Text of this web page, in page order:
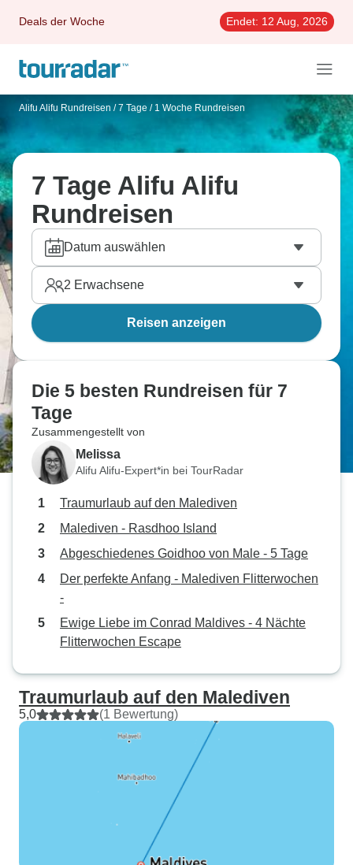
Deals der Woche Endet: 12 Aug, 2026
Alifu Alifu Rundreisen / 7 Tage / 1 Woche Rundreisen
7 Tage Alifu Alifu
Rundreisen
Datum auswählen
2 Erwachsene
Reisen anzeigen
Die 5 besten Rundreisen für 7
Tage
Zusammengestellt von
Melissa
Alifu Alifu-Expert*in bei TourRadar
Traumurlaub auf den Malediven
Malediven - Rasdhoo Island
Abgeschiedenes Goidhoo von Male - 5 Tage
Der perfekte Anfang - Malediven Flitterwochen
-
Ewige Liebe im Conrad Maldives - 4 Nächte
Flitterwochen Escape
Traumurlaub auf den Malediven
5,0 (1 Bewertung)